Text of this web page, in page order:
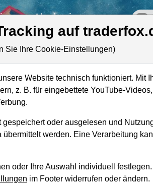
Akademie
1,27 Mrd. USD
86,06 Mio. USD
auf
Sie Ihre Cookie-Einstellungen)
Website technisch funktioniert. Mit
z. B. für eingebettete YouTube-Videos,
oder ausgelesen und
werden. Eine Verarbeitung
oder Ihre Auswahl individuell
im Footer widerrufen oder ändern.